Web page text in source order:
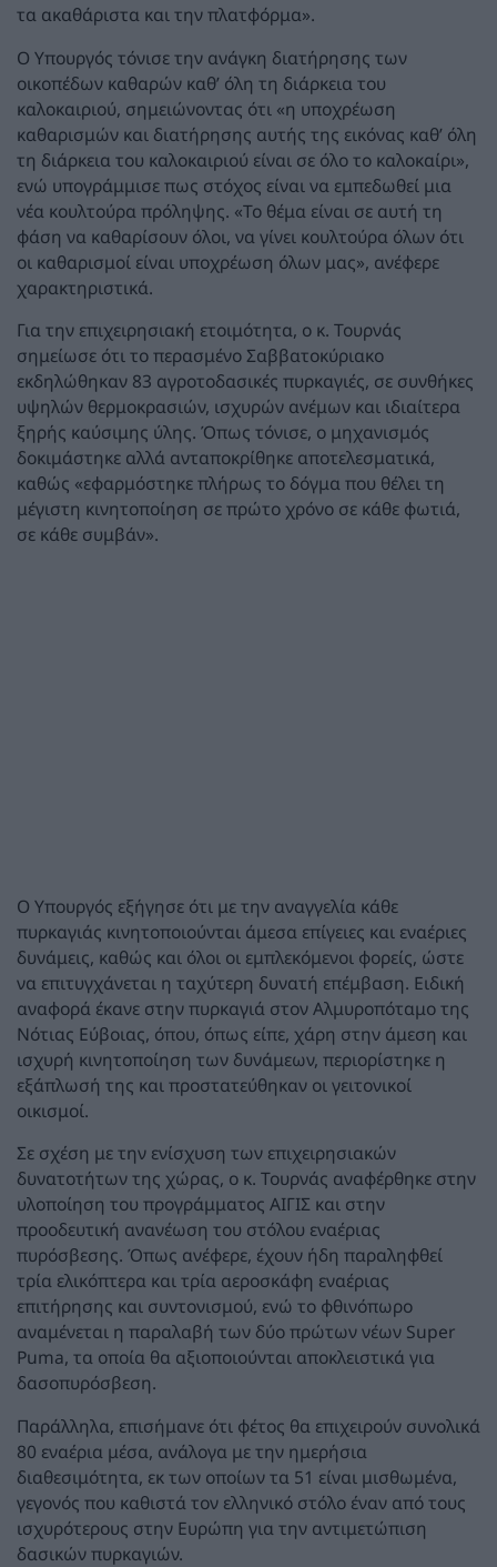
τα ακαθάριστα και την πλατφόρμα».
Ο Υπουργός τόνισε την ανάγκη διατήρησης των
οικοπέδων καθαρών καθ’ όλη τη διάρκεια του
καλοκαιριού, σημειώνοντας ότι «η υποχρέωση
καθαρισμών και διατήρησης αυτής της εικόνας καθ’ όλη
τη διάρκεια του καλοκαιριού είναι σε όλο το καλοκαίρι»,
ενώ υπογράμμισε πως στόχος είναι να εμπεδωθεί μια
νέα κουλτούρα πρόληψης. «Το θέμα είναι σε αυτή τη
φάση να καθαρίσουν όλοι, να γίνει κουλτούρα όλων ότι
οι καθαρισμοί είναι υποχρέωση όλων μας», ανέφερε
χαρακτηριστικά.
Για την επιχειρησιακή ετοιμότητα, ο κ. Τουρνάς
σημείωσε ότι το περασμένο Σαββατοκύριακο
εκδηλώθηκαν 83 αγροτοδασικές πυρκαγιές, σε συνθήκες
υψηλών θερμοκρασιών, ισχυρών ανέμων και ιδιαίτερα
ξηρής καύσιμης ύλης. Όπως τόνισε, ο μηχανισμός
δοκιμάστηκε αλλά ανταποκρίθηκε αποτελεσματικά,
καθώς «εφαρμόστηκε πλήρως το δόγμα που θέλει τη
μέγιστη κινητοποίηση σε πρώτο χρόνο σε κάθε φωτιά,
σε κάθε συμβάν».
Ο Υπουργός εξήγησε ότι με την αναγγελία κάθε
πυρκαγιάς κινητοποιούνται άμεσα επίγειες και εναέριες
δυνάμεις, καθώς και όλοι οι εμπλεκόμενοι φορείς, ώστε
να επιτυγχάνεται η ταχύτερη δυνατή επέμβαση. Ειδική
αναφορά έκανε στην πυρκαγιά στον Αλμυροπόταμο της
Νότιας Εύβοιας, όπου, όπως είπε, χάρη στην άμεση και
ισχυρή κινητοποίηση των δυνάμεων, περιορίστηκε η
εξάπλωσή της και προστατεύθηκαν οι γειτονικοί
οικισμοί.
Σε σχέση με την ενίσχυση των επιχειρησιακών
δυνατοτήτων της χώρας, ο κ. Τουρνάς αναφέρθηκε στην
υλοποίηση του προγράμματος ΑΙΓΙΣ και στην
προοδευτική ανανέωση του στόλου εναέριας
πυρόσβεσης. Όπως ανέφερε, έχουν ήδη παραληφθεί
τρία ελικόπτερα και τρία αεροσκάφη εναέριας
επιτήρησης και συντονισμού, ενώ το φθινόπωρο
αναμένεται η παραλαβή των δύο πρώτων νέων Super
Puma, τα οποία θα αξιοποιούνται αποκλειστικά για
δασοπυρόσβεση.
Παράλληλα, επισήμανε ότι φέτος θα επιχειρούν συνολικά
80 εναέρια μέσα, ανάλογα με την ημερήσια
διαθεσιμότητα, εκ των οποίων τα 51 είναι μισθωμένα,
γεγονός που καθιστά τον ελληνικό στόλο έναν από τους
ισχυρότερους στην Ευρώπη για την αντιμετώπιση
δασικών πυρκαγιών.